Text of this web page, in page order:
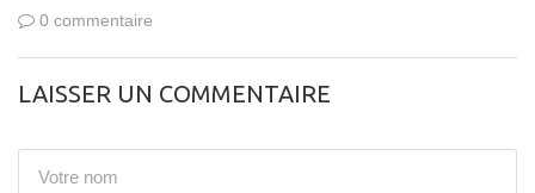
0 commentaire
LAISSER UN COMMENTAIRE